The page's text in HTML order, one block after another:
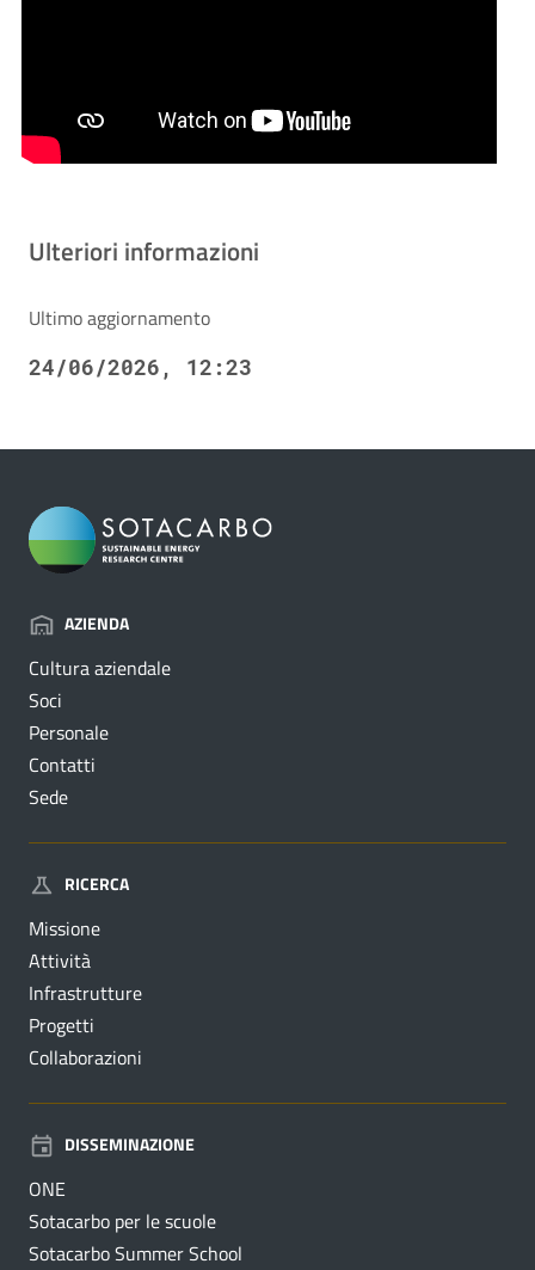
Ulteriori informazioni
Ultimo aggiornamento
24/06/2026, 12:23
AZIENDA
Cultura aziendale
Soci
Personale
Contatti
Sede
RICERCA
Missione
Attività
Infrastrutture
Progetti
Collaborazioni
DISSEMINAZIONE
ONE
Sotacarbo per le scuole
Sotacarbo Summer School